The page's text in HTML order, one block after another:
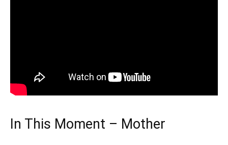
In This Moment – Mother